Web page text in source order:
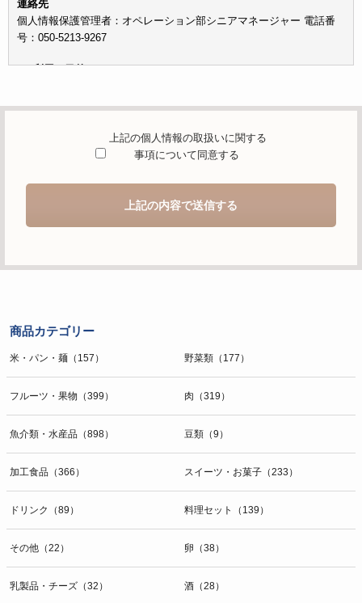
連絡先
個人情報保護管理者：オペレーション部シニアマネージャー 電話番
号：050-5213-9267
c）利用の目的
を適切に受け付け、当社が提供するサービスに関する情報を電子メー
d）個人情報を第三者に提供することが予定される場合の事項
情報を第三者に提供することはありません。
す。
的の通知・開示・内容の訂正・追加または削除・利用の停止・消去お
よび第三者への提供の停止（「開示等」といいます。）に応じます。
g）本人が個人情報を与えることの任意性及び当該情報を与えなかっ
た場合に本人に生じる結果
個人情報の提供は任意と致しますが、当社が依頼する情報の提供がな
い場合、内容が正確でない場合はサービスの提供やご対応等に支障を
きたす可能性がございますのでご了承下さい。
スログ、Cookie（クッキー）等を用いて管理しています。これらに
は、お客様のお名前、ご住所、電話番号、電子メールアドレスなど、
お客様を特定する個人情報は一切含まれておりません。
個人情報に関する問合わせ窓口
上記の個人情報の取扱いに関する
事項について同意する
上記の内容で送信する
商品カテゴリー
米・パン・麺（157） 野菜類（177）
フルーツ・果物（399） 肉（319）
魚介類・水産品（898） 豆類（9）
加工食品（366） スイーツ・お菓子（233）
ドリンク（89） 料理セット（139）
その他（22） 卵（38）
乳製品・チーズ（32） 酒（28）